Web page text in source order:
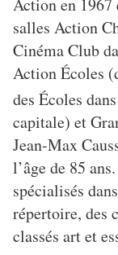
Action en 1967
salles Action
Cinéma Club
Action Écoles
des Écoles
capitale) et
Jean-Max
l’âge de 85
spécialisés
répertoire, des
classés art et